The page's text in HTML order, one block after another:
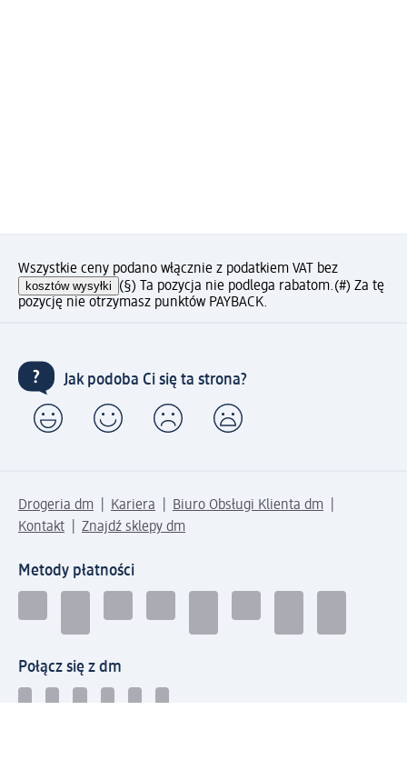
Wszystkie ceny podano włącznie z podatkiem VAT bez
kosztów wysyłki (§) Ta pozycja nie podlega rabatom.(#) Za tę
pozycję nie otrzymasz punktów PAYBACK.
Jak podoba Ci się ta strona?
Drogeria dm Kariera
Biuro Obsługi Klienta dm
Kontakt
Znajdź sklepy dm
Metody płatności
Połącz się z dm